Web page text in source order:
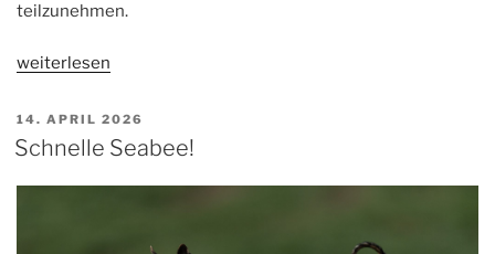
teilzunehmen.
„Schönheit
Leistung
in
weiterlesen
VERÖFFENTLICHT
AM
14. APRIL 2026
Schnelle Seabee!